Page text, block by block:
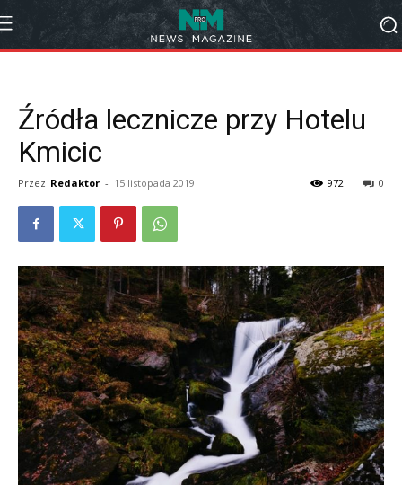
Źródła lecznicze przy Hotelu
Kmicic
Przez Redaktor - 15 listopada 2019 0
972